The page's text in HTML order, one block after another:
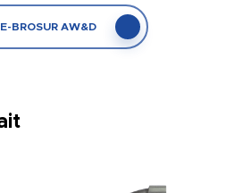
BROSUR AW&D